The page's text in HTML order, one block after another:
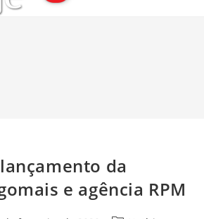
da
e agência RPM